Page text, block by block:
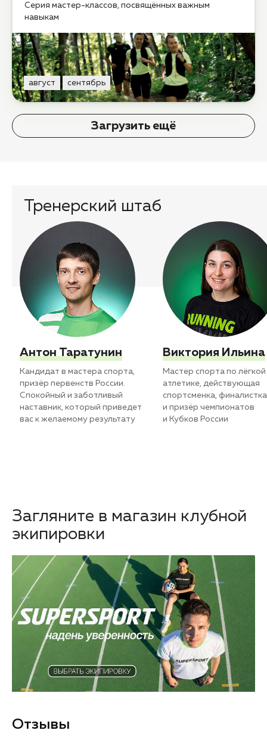
Серия мастер-классов, посвящённых важным
навыкам
август сентябрь
Загрузить ещё
Тренерский штаб
Антон Таратунин
Кандидат в мастера спорта,
призёр первенств России.
Спокойный и заботливый
наставник, который приведет
вас к желаемому результату
Виктория Ильина
Мастер спорта по лёгкой
атлетике, действующая
спортсменка, финалистка
и призёр чемпионатов
и Кубков России
Загляните в магазин клубной
экипировки
Отзывы